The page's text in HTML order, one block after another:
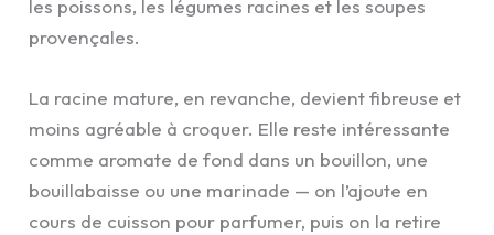
les poissons, les légumes racines et les soupes
provençales.
La racine mature, en revanche, devient fibreuse et
moins agréable à croquer. Elle reste intéressante
comme aromate de fond dans un bouillon, une
bouillabaisse ou une marinade — on l’ajoute en
cours de cuisson pour parfumer, puis on la retire